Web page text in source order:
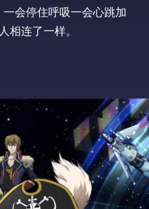
会停住呼吸一会心跳加
相连了一样。